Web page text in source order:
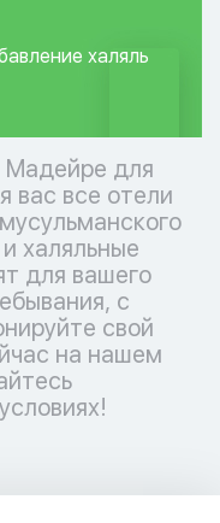
халяль
Мадейре для
вас все отели
халяльные
для вашего
с
свой
на нашем